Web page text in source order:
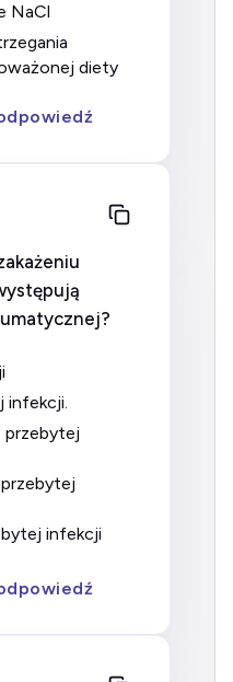
NaCl
diety
infekcji.
infekcji